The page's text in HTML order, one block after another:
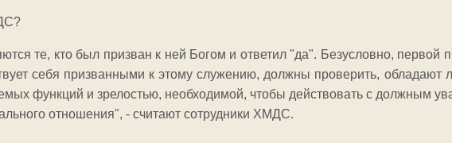
те, кто был призван к ней Богом и ответил "да". Безусловно, первой
себя призванными к этому служению, должны проверить, обладают
функций и зрелостью, необходимой, чтобы действовать с должным
отношения", - считают сотрудники ХМДС.